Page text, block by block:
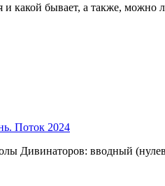
и какой бывает, а также, можно
Поток 2024
Дивинаторов: вводный